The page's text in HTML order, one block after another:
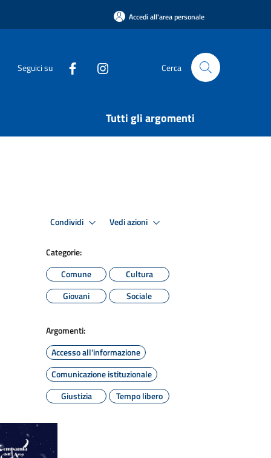
Accedi all'area personale
Seguici su Cerca
Tutti gli argomenti
Condividi Vedi azioni
Categorie:
Comune
Cultura
Giovani
Sociale
Argomenti:
Accesso all'informazione
Comunicazione istituzionale
Giustizia
Tempo libero